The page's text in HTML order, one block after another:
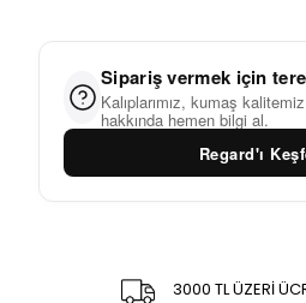
Sipariş vermek için
Kalıplarımız, kumaş
hakkında hemen bilgi al.
Regard'ı
3000 TL ÜZERİ